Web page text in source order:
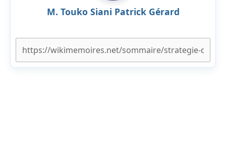
M. Touko Siani Patrick Gérard